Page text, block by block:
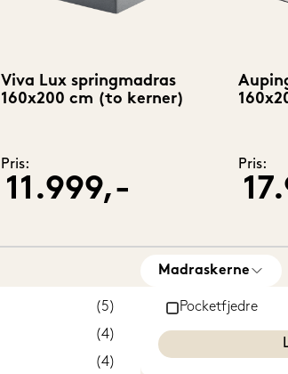
Viva Lux springmadras
160x200 cm (to kerner)
Pris:
11.999,-
Pris:
(5)
(4)
(4)
Madraskerne
Pocketfjedre